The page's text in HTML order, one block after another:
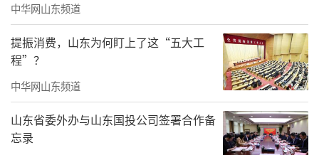
中华网山东频道
提振消费，山东为何盯上了这“五大工
程”？
中华网山东频道
山东省委外办与山东国投公司签署合作备
忘录